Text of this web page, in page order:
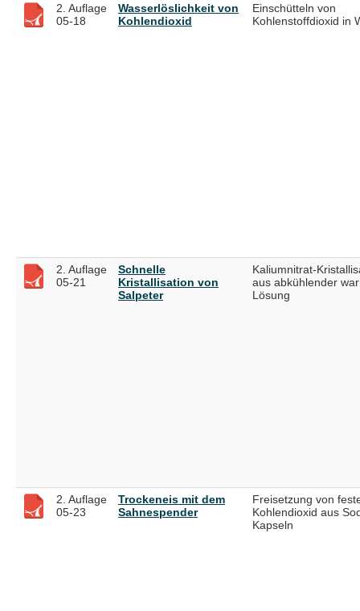
2. Auflage
05-18
Wasserlöslichkeit von
Kohlendioxid
Einschütteln von
Kohlenstoffdioxid in
2. Auflage
05-21
Schnelle
Kristallisation von
Salpeter
Kaliumnitrat-
aus abkühlender
Lösung
2. Auflage
05-23
Trockeneis mit dem
Sahnespender
Freisetzung von
Kohlendioxid aus
Kapseln